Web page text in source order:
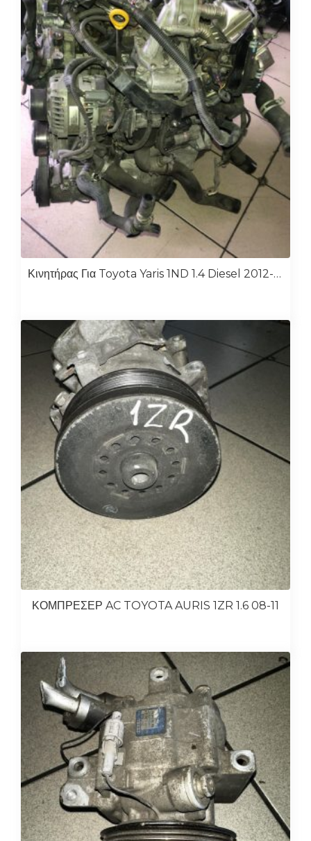
Κινητήρας Για Toyota Yaris 1ND 1.4 Diesel 2012-2014
ΚΟΜΠΡΕΣΕΡ AC TOYOTA AURIS 1ZR 1.6 08-11